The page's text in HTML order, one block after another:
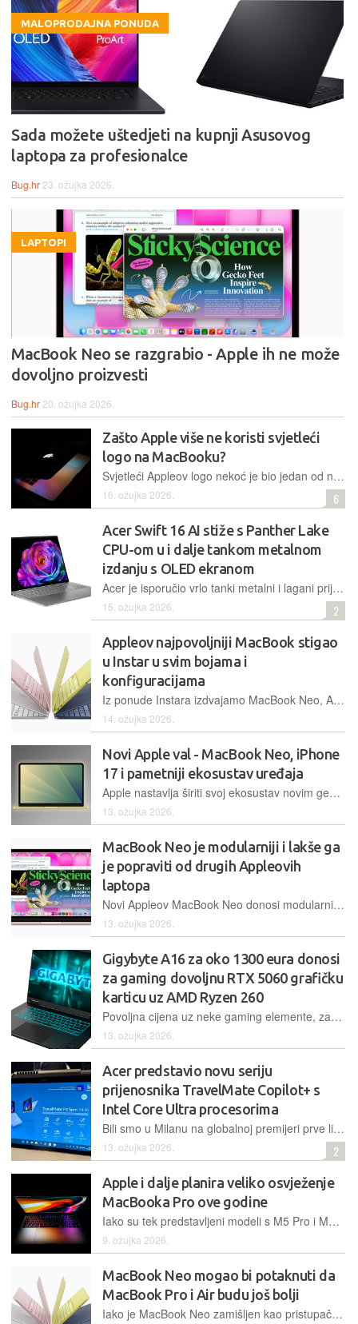
MALOPRODAJNA PONUDA
Sada možete uštedjeti na kupnji Asusovog
laptopa za profesionalce
Bug.hr 23. ožujka 2026.
LAPTOPI
MacBook Neo se razgrabio - Apple ih ne može
dovoljno proizvesti
Bug.hr 20. ožujka 2026.
Zašto Apple više ne koristi svjetleći
logo na MacBooku?
Svjetleći Appleov logo nekoć je bio jedan od najprepoznatljivijih detalja MacBooka, no iz Appleovih je prijenosnika nestao još 2015. godine
16. ožujka 2026. 6
Acer Swift 16 AI stiže s Panther Lake
CPU-om u i dalje tankom metalnom
izdanju s OLED ekranom
Acer je isporučio vrlo tanki metalni i lagani prijenosnik sa 16'' OLED ekranom koji sada ide na pogon novih Intelovih procesora koji imaju vrlo snažnu integriranu grafičku karticu
15. ožujka 2026. 2
Appleov najpovoljniji MacBook stigao
u Instar u svim bojama i
konfiguracijama
Iz ponude Instara izdvajamo MacBook Neo, Appleov najnoviji laptop 'za mase' koji će se najviše svidjeti onima koji trebaju laptop za rješavanje svakodnevnih zadataka
14. ožujka 2026.
Novi Apple val - MacBook Neo, iPhone
17 i pametniji ekosustav uređaja
Apple nastavlja širiti svoj ekosustav novim generacijama uređaja koji su sve snažniji, pametniji i međusobno povezaniji. MacBook Neo, iPhone 17 i iPhone 17 Pro Max donose kombinaciju mobilnosti, performansi i integracije koja korisnicima pojednostavljuje rad, komunikaciju i svakodnevne digitalne zadatke.
13. ožujka 2026.
MacBook Neo je modularniji i lakše ga
je popraviti od drugih Appleovih
laptopa
Novi Appleov MacBook Neo donosi modularniji dizajn koji olakšava popravke ključnih komponenti poput baterije i tipkovnice, što ga čini privlačnijim za poslovne korisnike i škole
13. ožujka 2026.
Gigybyte A16 za oko 1300 eura donosi
za gaming dovoljnu RTX 5060 grafičku
karticu uz AMD Ryzen 260
Povoljna cijena uz neke gaming elemente, zanimljiv dizajn i sposobne Nvidia grafičke kartice nove generacije čine zanimljivu kombinaciju sposobnu za igranje
13. ožujka 2026.
Acer predstavio novu seriju
prijenosnika TravelMate Copilot+ s
Intel Core Ultra procesorima
Bili smo u Milanu na globalnoj premijeri prve linije poslovnih računala TravelMate Copilot+ s Intel Core Ultra Series 3 procesorima, fokusiranu na integraciju umjetne inteligencije i sigurnost sustava
13. ožujka 2026. 2
Apple i dalje planira veliko osvježenje
MacBooka Pro ove godine
Iako su tek predstavljeni modeli s M5 Pro i M5 Max SoC-ovima, Apple navodno već priprema novu generaciju MacBooka Pro s OLED zaslonom na dodir
9. ožujka 2026.
MacBook Neo mogao bi potaknuti da
MacBook Pro i Air budu još bolji
Iako je MacBook Neo zamišljen kao pristupačni ulaz u Appleov svijet laptopa, mogao bi imati širi utjecaj na cijelu liniju MacBooka